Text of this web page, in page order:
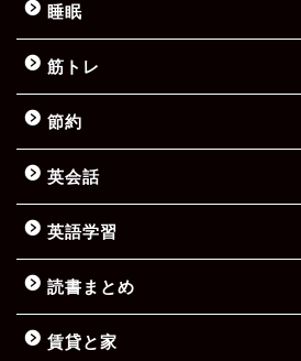
睡眠
筋トレ
節約
英会話
英語学習
読書まとめ
賃貸と家